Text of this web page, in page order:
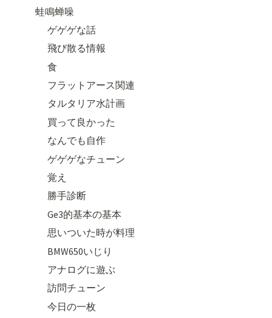
蛙鳴蝉噪
ゲゲゲな話
飛び散る情報
食
フラットアース関連
タルタリア水計画
買って良かった
なんでも自作
ゲゲゲなチューン
覚え
勝手診断
Ge3的基本の基本
思いついた時が料理
BMW650いじり
アナログに遊ぶ
訪問チューン
今日の一枚